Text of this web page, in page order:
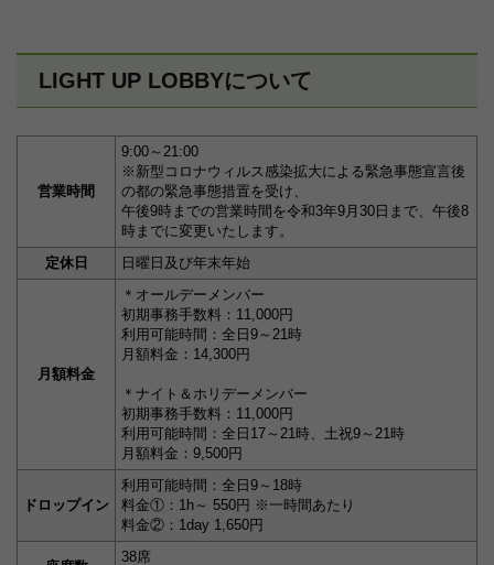
LIGHT UP LOBBYについて
営業時間
9:00～21:00
※新型コロナウィルス感染拡大による緊急事態宣言後
の都の緊急事態措置を受け、
午後9時までの営業時間を令和3年9月30日まで、午後8
時までに変更いたします。
定休日
日曜日及び年末年始
月額料金
＊オールデーメンバー
初期事務手数料：11,000円
利用可能時間：全日9～21時
月額料金：14,300円
＊ナイト＆ホリデーメンバー
初期事務手数料：11,000円
利用可能時間：全日17～21時、土祝9～21時
月額料金：9,500円
ドロップイン
利用可能時間：全日9～18時
料金①：1h～ 550円 ※一時間あたり
料金②：1day 1,650円
38席